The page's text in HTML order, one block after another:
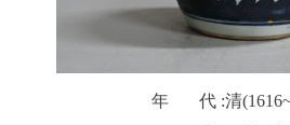
年 代 :清